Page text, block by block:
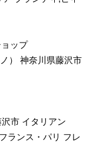
ップ
） 神奈川県藤沢市
市 イタリアン
ランス・パリ フレ